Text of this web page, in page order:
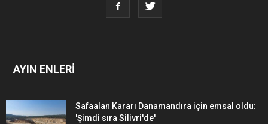
AYIN ENLERİ
Safaalan Kararı Danamandıra için emsal oldu:
'Şimdi sıra Silivri'de'